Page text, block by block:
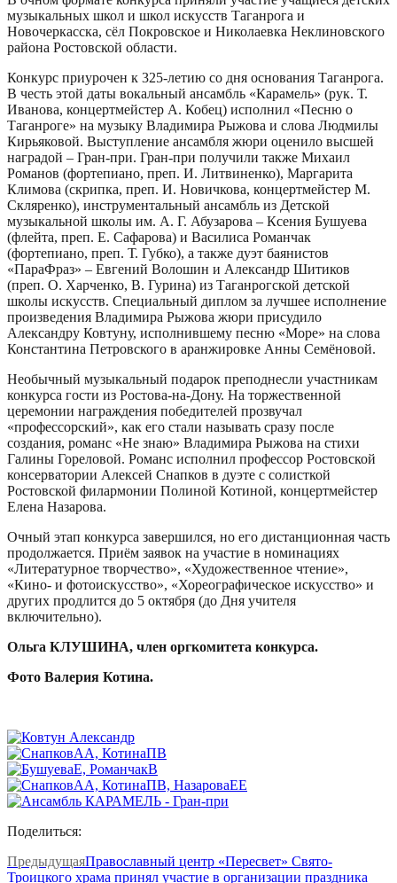
музыкальных школ и школ искусств Таганрога и
Новочеркасска, сёл Покровское и Николаевка Неклиновского
района Ростовской области.
Конкурс приурочен к 325-летию со дня основания Таганрога.
В честь этой даты вокальный ансамбль «Карамель» (рук. Т.
Иванова, концертмейстер А. Кобец) исполнил «Песню о
Таганроге» на музыку Владимира Рыжова и слова Людмилы
Кирьяковой. Выступление ансамбля жюри оценило высшей
наградой – Гран-при. Гран-при получили также Михаил
Романов (фортепиано, преп. И. Литвиненко), Маргарита
Климова (скрипка, преп. И. Новичкова, концертмейстер М.
Скляренко), инструментальный ансамбль из Детской
музыкальной школы им. А. Г. Абузарова – Ксения Бушуева
(флейта, преп. Е. Сафарова) и Василиса Романчак
(фортепиано, преп. Т. Губко), а также дуэт баянистов
«ПараФраз» – Евгений Волошин и Александр Шитиков
(преп. О. Харченко, В. Гурина) из Таганрогской детской
школы искусств. Специальный диплом за лучшее исполнение
произведения Владимира Рыжова жюри присудило
Александру Ковтуну, исполнившему песню «Море» на слова
Константина Петровского в аранжировке Анны Семёновой.
Необычный музыкальный подарок преподнесли участникам
конкурса гости из Ростова-на-Дону. На торжественной
церемонии награждения победителей прозвучал
«профессорский», как его стали называть сразу после
создания, романс «Не знаю» Владимира Рыжова на стихи
Галины Гореловой. Романс исполнил профессор Ростовской
консерватории Алексей Снапков в дуэте с солисткой
Ростовской филармонии Полиной Котиной, концертмейстер
Елена Назарова.
Очный этап конкурса завершился, но его дистанционная часть
продолжается. Приём заявок на участие в номинациях
«Литературное творчество», «Художественное чтение»,
«Кино- и фотоискусство», «Хореографическое искусство» и
других продлится до 5 октября (до Дня учителя
включительно).
Ольга КЛУШИНА, член оргкомитета конкурса.
Фото Валерия Котина.
Поделиться:
ПредыдущаяПравославный центр «Пересвет» Свято-
Троицкого храма принял участие в организации праздника